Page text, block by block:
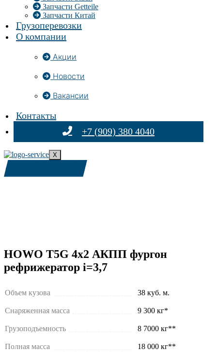
Запчасти Getteile
Запчасти Китай
Грузоперевозки
О компании
Акции
Новости
Вакансии
Контакты
+7 (909) 380 4040
X
+7 (909) 380-4040
HOWO T5G 4х2 АКПП фургон
рефрижератор i=3,7
Объем кузова 38 куб. м.
Снаряженная масса 9 300 кг*
Грузоподъемность 8 7000 кг**
Полная масса 18 000 кг**